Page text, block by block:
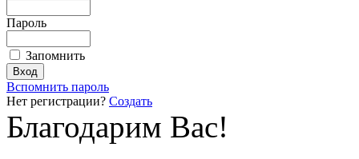
Пароль
Запомнить
Вспомнить пароль
Нет регистрации? Создать
Благодарим Вас!